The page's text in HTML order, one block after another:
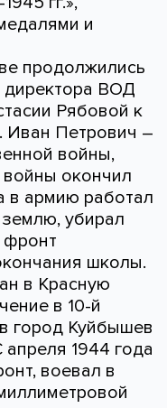
и
продолжились
директора ВОД
Рябовой к
Иван Петрович –
войны,
окончил
в армию работал
убирал
фронт
школы.
в Красную
в 10-й
город Куйбышев
1944 года
воевал в